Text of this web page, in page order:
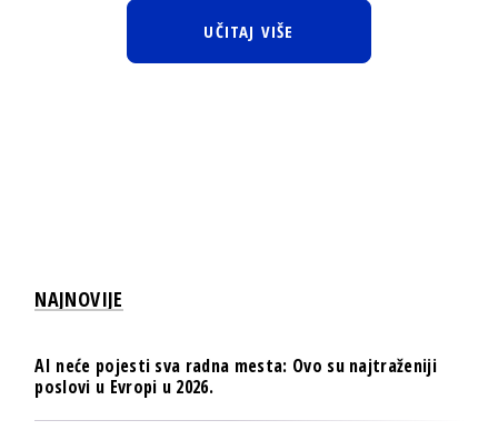
UČITAJ VIŠE
NAJNOVIJE
AI neće pojesti sva radna mesta: Ovo su najtraženiji
poslovi u Evropi u 2026.